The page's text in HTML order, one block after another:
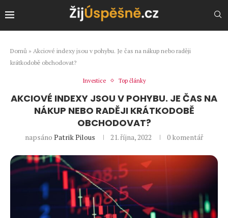
Domů » Akciové indexy jsou v pohybu. Je čas na nákup nebo raději
krátkodobě obchodovat?
Investice Top články
AKCIOVÉ INDEXY JSOU V POHYBU. JE ČAS NA
NÁKUP NEBO RADĚJI KRÁTKODOBĚ
OBCHODOVAT?
napsáno Patrik Pilous 21. října, 2022 0 komentář